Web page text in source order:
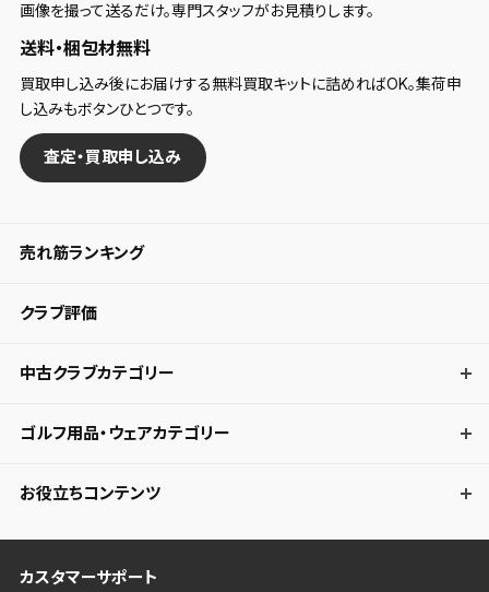
画像を撮って送るだけ。専門スタッフがお見積りします。
送料・梱包材無料
買取申し込み後にお届けする無料買取キットに詰めればOK。集荷申
し込みもボタンひとつです。
査定・買取申し込み
売れ筋ランキング
クラブ評価
中古クラブカテゴリー
ゴルフ用品・ウェアカテゴリー
お役立ちコンテンツ
カスタマーサポート